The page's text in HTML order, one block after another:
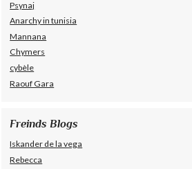
Psynaj
Anarchy in tunisia
Mannana
Chymers
cybèle
Raouf Gara
Freinds Blogs
Iskander de la vega
Rebecca